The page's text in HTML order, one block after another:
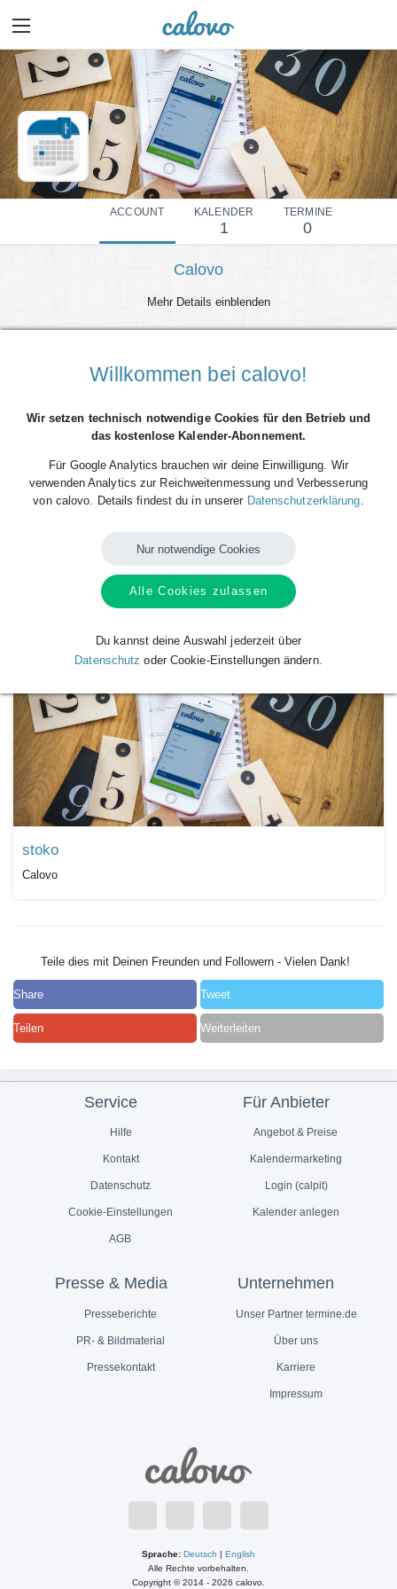
ACCOUNT KALENDER
1
TERMINE
0
Calovo
Mehr Details einblenden
VerfügbareKalendervonCalovo
stoko
Calovo
Teile dies mit Deinen Freunden und Followern - Vielen Dank!
Share Tweet
Teilen Weiterleiten
Service
Hilfe
Kontakt
Datenschutz
Cookie-Einstellungen
AGB
Für Anbieter
Angebot & Preise
Kalendermarketing
Login (calpit)
Kalender anlegen
Presse & Media
Presseberichte
PR- & Bildmaterial
Pressekontakt
Unternehmen
Unser Partner termine.de
Über uns
Karriere
Impressum
Sprache: Deutsch | English
Alle Rechte vorbehalten.
Copyright © 2014 - 2026 calovo.
Willkommen bei calovo!
Wir setzen technisch notwendige Cookies für den Betrieb und
das kostenlose Kalender-Abonnement.
Für Google Analytics brauchen wir deine Einwilligung. Wir
verwenden Analytics zur Reichweitenmessung und Verbesserung
von calovo. Details findest du in unserer Datenschutzerklärung
Nur notwendige Cookies
Alle Cookies zulassen
Du kannst deine Auswahl jederzeit über
Datenschutz oder Cookie-Einstellungen ändern.